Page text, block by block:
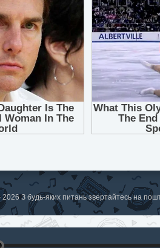
З будь-яких питань звертайтесь на